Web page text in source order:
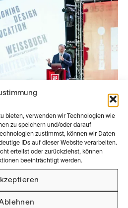
bieten, verwenden wir Technologien wie
zu speichern und/oder darauf
zustimmst, können wir Daten
IDs auf dieser Website verarbeiten.
erteilst oder zurückziehst, können
beeinträchtigt werden.
eine menschliche Zukunft (seit